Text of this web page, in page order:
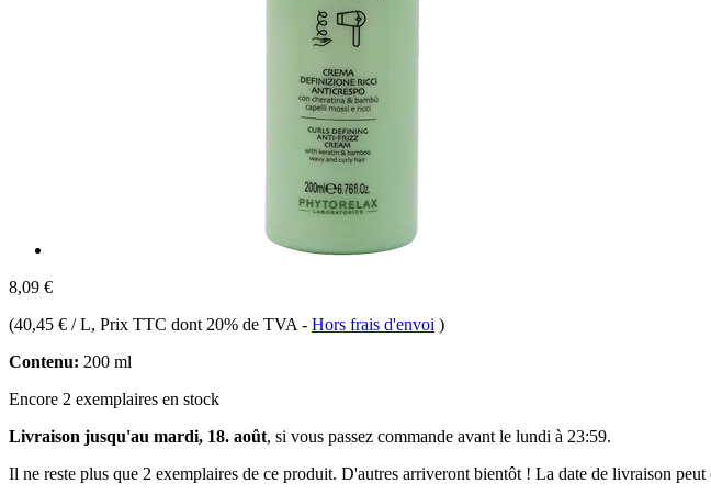
8,09 €
(40,45 € / L, Prix TTC dont 20% de TVA - Hors frais d'envoi )
Contenu: 200 ml
Encore 2 exemplaires en stock
Livraison jusqu'au mardi, 18. août, si vous passez commande avant le lundi à 23:59.
Il ne reste plus que 2 exemplaires de ce produit. D'autres arriveront bientôt ! La date de livraison